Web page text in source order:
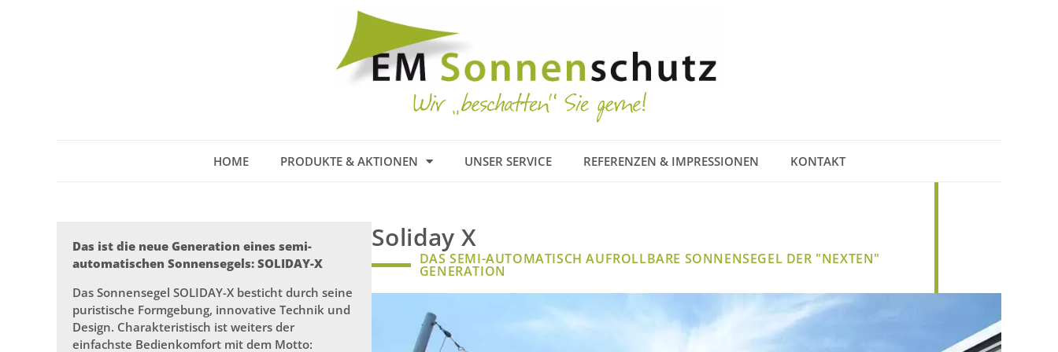
HOME PRODUKTE & AKTIONEN UNSER SERVICE REFERENZEN & IMPRESSIONEN KONTAKT
Das ist die neue Generation eines semi-
automatischen Sonnensegels: SOLIDAY-X
Das Sonnensegel SOLIDAY-X besticht durch seine
puristische Formgebung, innovative Technik und
Design. Charakteristisch ist weiters der
einfachste Bedienkomfort mit dem Motto:
Soliday X
DAS SEMI-AUTOMATISCH AUFROLLBARE SONNENSEGEL DER "NEXTEN"
GENERATION